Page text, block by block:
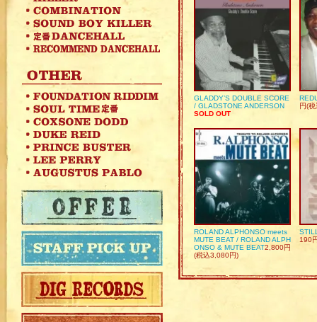
GLADDY’S DOUBLE SCORE
/ GLADSTONE ANDERSON
SOLD OUT
円(
ROLAND ALPHONSO meets
MUTE BEAT / ROLAND ALPH
ONSO & MUTE BEAT2,800円
(税込3,080円)
190